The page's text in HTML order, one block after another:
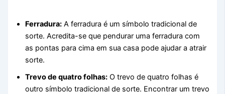
Ferradura: A ferradura é um símbolo tradicional de
sorte. Acredita-se que pendurar uma ferradura com
as pontas para cima em sua casa pode ajudar a atrair
sorte.
Trevo de quatro folhas: O trevo de quatro folhas é
outro símbolo tradicional de sorte. Encontrar um trevo